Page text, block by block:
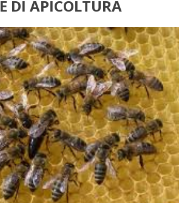
DI APICOLTURA